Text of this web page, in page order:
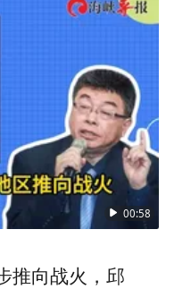
，第二个阶段是
个阶段都没有候
00:58
推向战火，邱